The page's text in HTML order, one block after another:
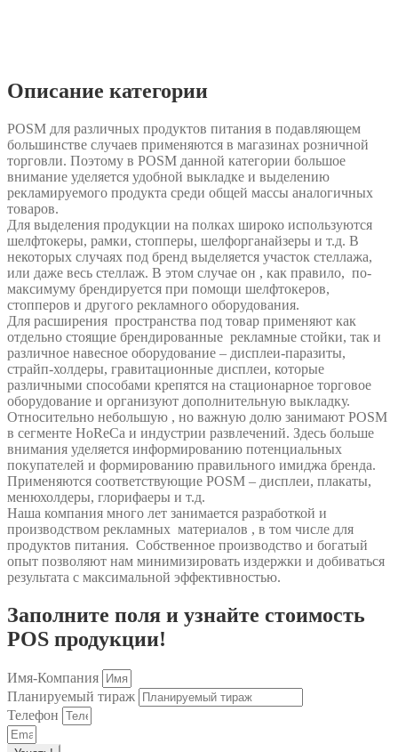
Описание категории
POSM для различных продуктов питания в подавляющем
большинстве случаев применяются в магазинах розничной
торговли. Поэтому в POSM данной категории большое
внимание уделяется удобной выкладке и выделению
рекламируемого продукта среди общей массы аналогичных
товаров.
Для выделения продукции на полках широко используются
шелфтокеры, рамки, стопперы, шелфорганайзеры и т.д. В
некоторых случаях под бренд выделяется участок стеллажа,
или даже весь стеллаж. В этом случае он , как правило, по-
максимуму брендируется при помощи шелфтокеров,
стопперов и другого рекламного оборудования.
Для расширения пространства под товар применяют как
отдельно стоящие брендированные рекламные стойки, так и
различное навесное оборудование – дисплеи-паразиты,
страйп-холдеры, гравитационные дисплеи, которые
различными способами крепятся на стационарное торговое
оборудование и организуют дополнительную выкладку.
Относительно небольшую , но важную долю занимают POSM
в сегменте HoReCa и индустрии развлечений. Здесь больше
внимания уделяется информированию потенциальных
покупателей и формированию правильного имиджа бренда.
Применяются соответствующие POSM – дисплеи, плакаты,
менюхолдеры, глорифаеры и т.д.
Наша компания много лет занимается разработкой и
производством рекламных материалов , в том числе для
продуктов питания. Собственное производство и богатый
опыт позволяют нам минимизировать издержки и добиваться
результата с максимальной эффективностью.
Заполните поля и узнайте стоимость
POS продукции!
Имя-Компания
Планируемый тираж
Телефон